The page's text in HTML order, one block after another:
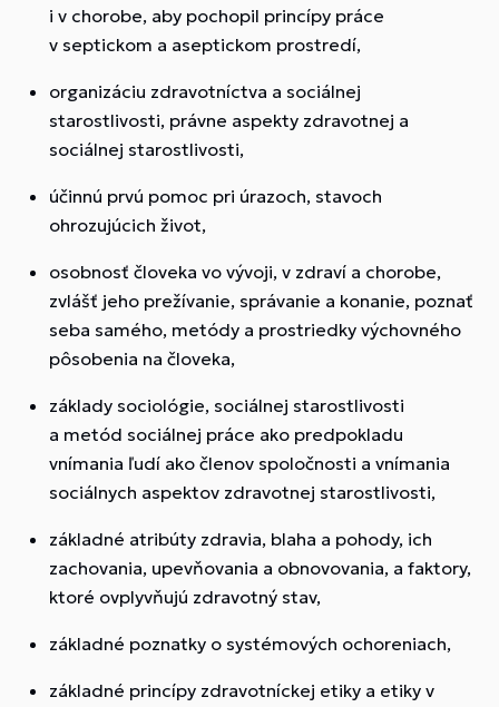
i v chorobe, aby pochopil princípy práce
v septickom a aseptickom prostredí,
organizáciu zdravotníctva a sociálnej
starostlivosti, právne aspekty zdravotnej a
sociálnej starostlivosti,
účinnú prvú pomoc pri úrazoch, stavoch
ohrozujúcich život,
osobnosť človeka vo vývoji, v zdraví a chorobe,
zvlášť jeho prežívanie, správanie a konanie, poznať
seba samého, metódy a prostriedky výchovného
pôsobenia na človeka,
základy sociológie, sociálnej starostlivosti
a metód sociálnej práce ako predpokladu
vnímania ľudí ako členov spoločnosti a vnímania
sociálnych aspektov zdravotnej starostlivosti,
základné atribúty zdravia, blaha a pohody, ich
zachovania, upevňovania a obnovovania, a faktory,
ktoré ovplyvňujú zdravotný stav,
základné poznatky o systémových ochoreniach,
základné princípy zdravotníckej etiky a etiky v